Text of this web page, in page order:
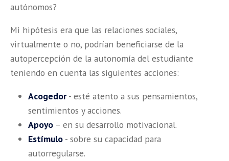
autónomos?
Mi hipótesis era que las relaciones sociales,
virtualmente o no, podrían beneficiarse de la
autopercepción de la autonomía del estudiante
teniendo en cuenta las siguientes acciones:
Acogedor- esté atento a sus pensamientos,
sentimientos y acciones.
Apoyo – en su desarrollo motivacional.
Estímulo - sobre su capacidad para
autorregularse.